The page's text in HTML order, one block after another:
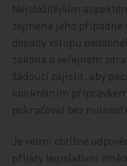
Nejsložitějším
zejména jeho
dopady vstupu
zákona o veřejném
žádoucí zajistit, aby
konkrétním
pokračovat bez
Je velmi obtížné
přijaty legislativní